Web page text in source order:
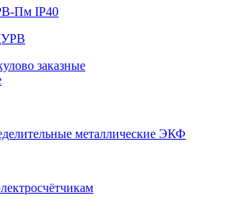
Пм IP40
заказные
металлические ЭКФ